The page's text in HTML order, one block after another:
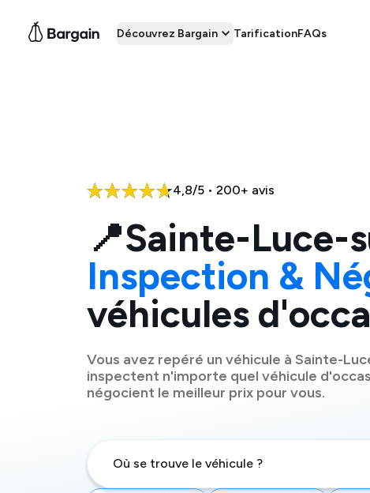
Découvrez Bargain TarificationFAQs
4,8/5 • 200+ avis
📍Sainte-Luce-
Inspection &
véhicules
Vous avez repéré un véhicule à Sainte-
inspectent n'importe quel véhicule
négocient le meilleur prix pour vous.